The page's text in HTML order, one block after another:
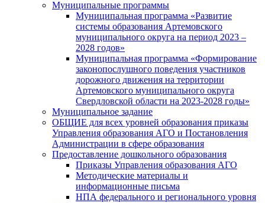
Муниципальные программы
Муниципальная программа «Развитие
системы образования Артемовского
муниципального округа на период 2023 –
2028 годов»
Муниципальная программа «Формирование
законопослушного поведения участников
дорожного движения на территории
Артемовского муниципального округа
Свердловской области на 2023-2028 годы»
Муниципальное задание
ОБЩИЕ для всех уровней образования приказы
Управления образования АГО и Постановления
Администрации в сфере образования
Предоставление дошкольного образования
Приказы Управления образования АГО
Методические материалы и
информационные письма
НПА федерального и регионального уровня